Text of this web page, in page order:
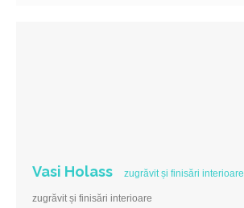
Vasi Holass zugrăvit și finisări interioare
zugrăvit și finisări interioare